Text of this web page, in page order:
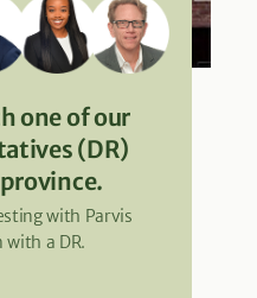
one of our
(DR)
with Parvis
a DR.